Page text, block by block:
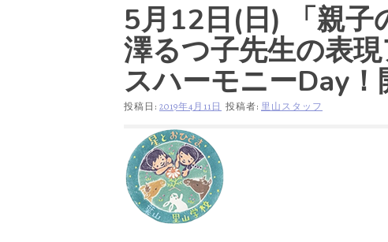
5月12日(日) 「親子
澤るつ子先生の表
スハーモニーDay
投稿日: 2019年4月11日 投稿者: 里山スタッフ